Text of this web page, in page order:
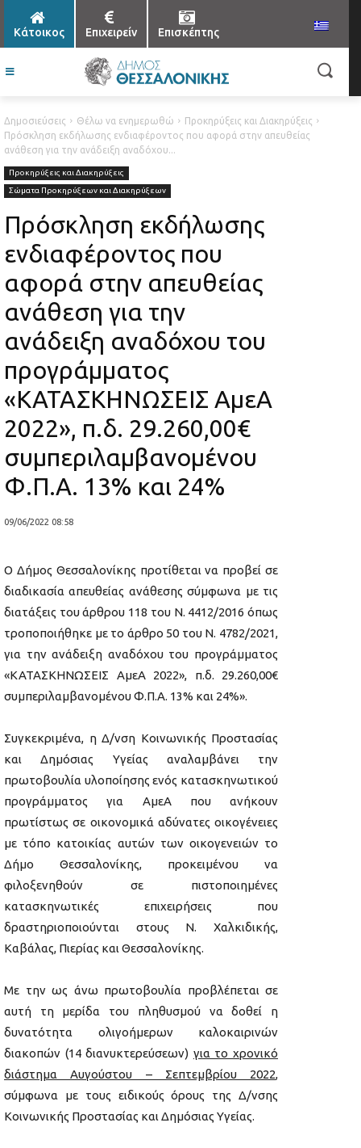
Κάτοικος Επιχειρείν Επισκέπτης
Δημοσιεύσεις Θέλω να ενημερωθώ
Προκηρύξεις και Διακηρύξεις
Πρόσκληση εκδήλωσης ενδιαφέροντος που αφορά στην απευθείας
ανάθεση για την ανάδειξη αναδόχου...
Προκηρύξεις και Διακηρύξεις
Σώματα Προκηρύξεων και Διακηρύξεων
Πρόσκληση εκδήλωσης
ενδιαφέροντος που
αφορά στην απευθείας
ανάθεση για την
ανάδειξη αναδόχου του
προγράμματος
«ΚΑΤΑΣΚΗΝΩΣΕΙΣ ΑμεΑ
2022», π.δ. 29.260,00€
συμπεριλαμβανομένου
Φ.Π.Α. 13% και 24%
09/06/2022 08:58
Ο Δήμος Θεσσαλονίκης προτίθεται να προβεί σε
διαδικασία απευθείας ανάθεσης σύμφωνα με τις
διατάξεις του άρθρου 118 του Ν. 4412/2016 όπως
τροποποιήθηκε με το άρθρο 50 του Ν. 4782/2021,
για την ανάδειξη αναδόχου του προγράμματος
«ΚΑΤΑΣΚΗΝΩΣΕΙΣ ΑμεΑ 2022», π.δ. 29.260,00€
συμπεριλαμβανομένου Φ.Π.Α. 13% και 24%».
Συγκεκριμένα, η Δ/νση Κοινωνικής Προστασίας
και Δημόσιας Υγείας αναλαμβάνει την
πρωτοβουλία υλοποίησης ενός κατασκηνωτικού
προγράμματος για ΑμεΑ που ανήκουν
πρωτίστως σε οικονομικά αδύνατες οικογένειες
με τόπο κατοικίας αυτών των οικογενειών το
Δήμο Θεσσαλονίκης, προκειμένου να
φιλοξενηθούν σε πιστοποιημένες
κατασκηνωτικές επιχειρήσεις που
δραστηριοποιούνται στους Ν. Χαλκιδικής,
Καβάλας, Πιερίας και Θεσσαλονίκης.
Με την ως άνω πρωτοβουλία προβλέπεται σε
αυτή τη μερίδα του πληθυσμού να δοθεί η
δυνατότητα ολιγοήμερων καλοκαιρινών
διακοπών (14 διανυκτερεύσεων) για το χρονικό
διάστημα Αυγούστου – Σεπτεμβρίου 2022,
σύμφωνα με τους ειδικούς όρους της Δ/νσης
Κοινωνικής Προστασίας και Δημόσιας Υγείας.